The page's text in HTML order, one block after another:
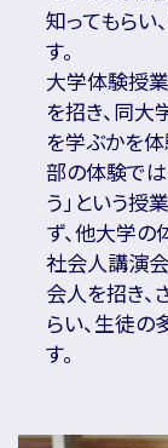
知ってもら
す。
大学体験授
を招き、同大
を学ぶかを
部の体験で
う」という授
ず、他大学の
社会人講演
会人を招き
らい、生徒
す。